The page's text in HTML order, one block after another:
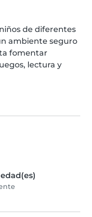
de diferentes
ambiente seguro
fomentar
lectura y